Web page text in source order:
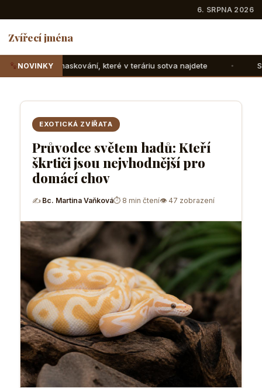
6. SRPNA 2026
Zvířecí jména
NOVINKY
v teráriu sotva najdete Suchozemské želvy: Jak
EXOTICKÁ ZVÍŘATA
Průvodce světem hadů: Kteří
škrtiči jsou nejvhodnější pro
domácí chov
✍ Bc. Martina Vaňková⏱ 8 min čtení👁 47 zobrazení